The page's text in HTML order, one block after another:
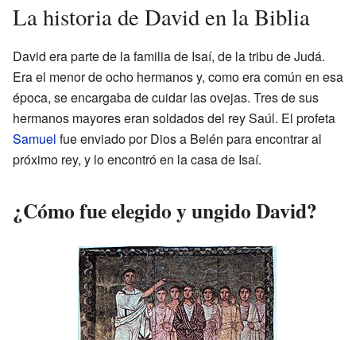
La historia de David en la Biblia
David era parte de la familia de Isaí, de la tribu de Judá.
Era el menor de ocho hermanos y, como era común en esa
época, se encargaba de cuidar las ovejas. Tres de sus
hermanos mayores eran soldados del rey Saúl. El profeta
Samuel fue enviado por Dios a Belén para encontrar al
próximo rey, y lo encontró en la casa de Isaí.
¿Cómo fue elegido y ungido David?